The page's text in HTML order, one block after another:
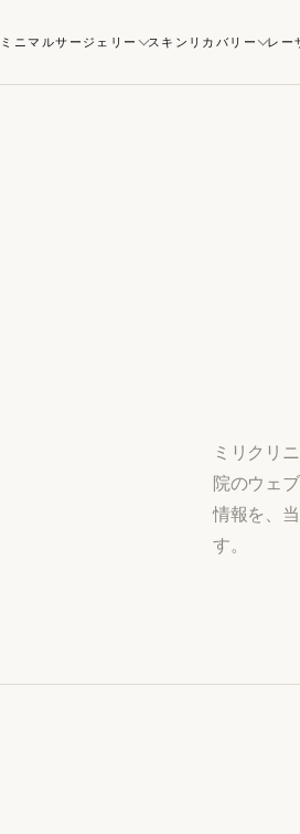
ミニマルサージェリー スキンリカバリー レー
ミリクリ
院のウェ
情報を、
す。